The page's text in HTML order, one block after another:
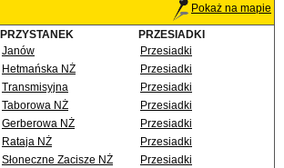
Pokaż na mapie
PRZYSTANEK
PRZESIADKI
Janów
Przesiadki
Hetmańska NŻ
Przesiadki
Transmisyjna
Przesiadki
Taborowa NŻ
Przesiadki
Gerberowa NŻ
Przesiadki
Rataja NŻ
Przesiadki
Słoneczne Zacisze NŻ
Przesiadki